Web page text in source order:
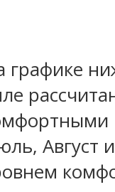
графике
Август